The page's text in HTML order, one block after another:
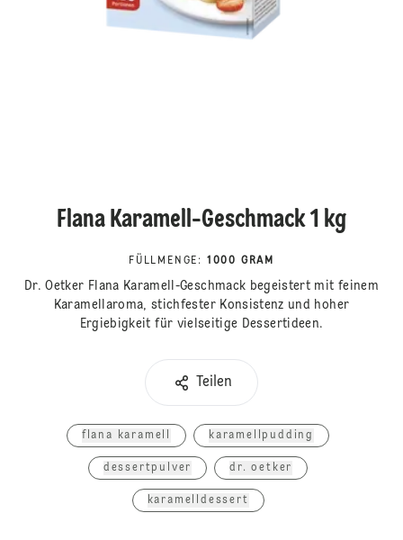
Flana Karamell-Geschmack 1 kg
FÜLLMENGE : 1000 GRAM
Dr. Oetker Flana Karamell-Geschmack begeistert mit feinem
Karamellaroma, stichfester Konsistenz und hoher
Ergiebigkeit für vielseitige Dessertideen.
Teilen
flana karamell karamellpudding
dessertpulver dr. oetker
karamelldessert